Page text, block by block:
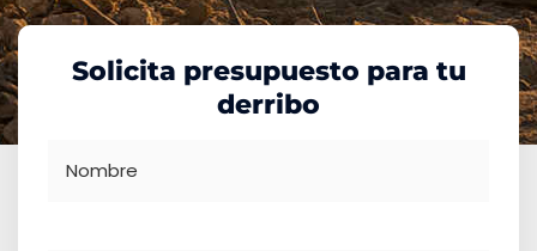
Solicita presupuesto para tu
derribo